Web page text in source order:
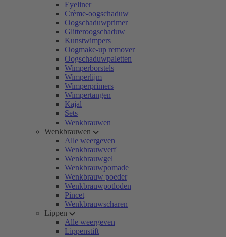
Eyeliner
Crème-oogschaduw
Oogschaduwprimer
Glitteroogschaduw
Kunstwimpers
Oogmake-up remover
Oogschaduwpaletten
Wimperborstels
Wimperlijm
Wimperprimers
Wimpertangen
Kajal
Sets
Wenkbrauwen
Wenkbrauwen
Alle weergeven
Wenkbrauwverf
Wenkbrauwgel
Wenkbrauwpomade
Wenkbrauw poeder
Wenkbrauwpotloden
Pincet
Wenkbrauwscharen
Lippen
Alle weergeven
Lippenstift